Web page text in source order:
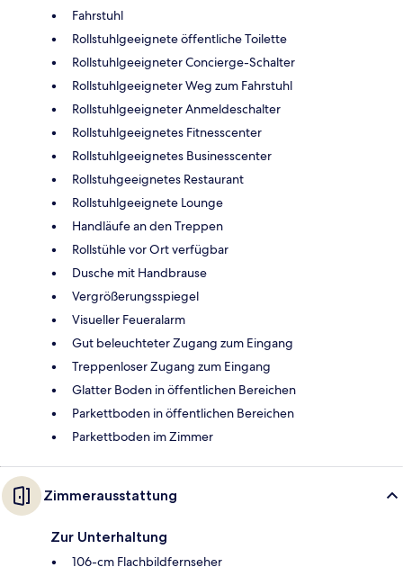
Fahrstuhl
Rollstuhlgeeignete öffentliche Toilette
Rollstuhlgeeigneter Concierge-Schalter
Rollstuhlgeeigneter Weg zum Fahrstuhl
Rollstuhlgeeigneter Anmeldeschalter
Rollstuhlgeeignetes Fitnesscenter
Rollstuhlgeeignetes Businesscenter
Rollstuhgeeignetes Restaurant
Rollstuhlgeeignete Lounge
Handläufe an den Treppen
Rollstühle vor Ort verfügbar
Dusche mit Handbrause
Vergrößerungsspiegel
Visueller Feueralarm
Gut beleuchteter Zugang zum Eingang
Treppenloser Zugang zum Eingang
Glatter Boden in öffentlichen Bereichen
Parkettboden in öffentlichen Bereichen
Parkettboden im Zimmer
Zimmerausstattung
Zur Unterhaltung
106-cm Flachbildfernseher